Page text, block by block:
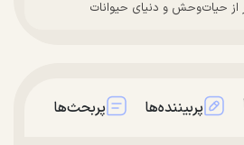
از حیات‌وحش و دنیای حیوانات
پربیننده‌ها پربحث‌ها